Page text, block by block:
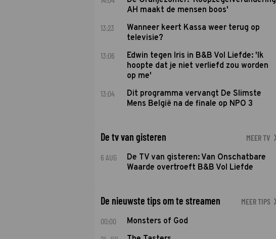
AH maakt de mensen boos'
13:23
Wanneer keert Kassa weer terug op
televisie?
13:06
Edwin tegen Iris in B&B Vol Liefde: 'Ik
hoopte dat je niet verliefd zou worden
op me'
13:04
Dit programma vervangt De Slimste
Mens België na de finale op NPO 3
De tv van gisteren MEER TV
6 AUG
De TV van gisteren: Van Onschatbare
Waarde overtroeft B&B Vol Liefde
De nieuwste tips om te streamen MEER TIPS
00:00 Monsters of God